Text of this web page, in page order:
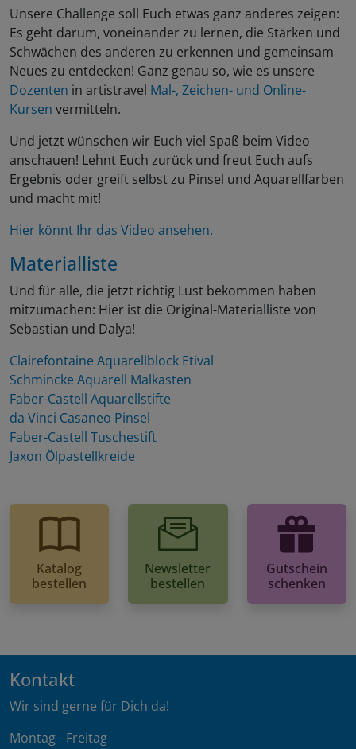
Unsere Challenge soll Euch etwas ganz anderes zeigen:
Es geht darum, voneinander zu lernen, die Stärken und
Schwächen des anderen zu erkennen und gemeinsam
Neues zu entdecken! Ganz genau so, wie es unsere
Dozenten in artistravel Mal-, Zeichen- und Online-
Kursen vermitteln.
Und jetzt wünschen wir Euch viel Spaß beim Video
anschauen! Lehnt Euch zurück und freut Euch aufs
Ergebnis oder greift selbst zu Pinsel und Aquarellfarben
und macht mit!
Hier könnt Ihr das Video ansehen.
Materialliste
Und für alle, die jetzt richtig Lust bekommen haben
mitzumachen: Hier ist die Original-Materialliste von
Sebastian und Dalya!
Clairefontaine Aquarellblock Etival
Schmincke Aquarell Malkasten
Faber-Castell Aquarellstifte
da Vinci Casaneo Pinsel
Faber-Castell Tuschestift
Jaxon Ölpastellkreide
Katalog
bestellen
Newsletter
bestellen
Gutschein
schenken
Kontakt
Wir sind gerne für Dich da!
Montag - Freitag